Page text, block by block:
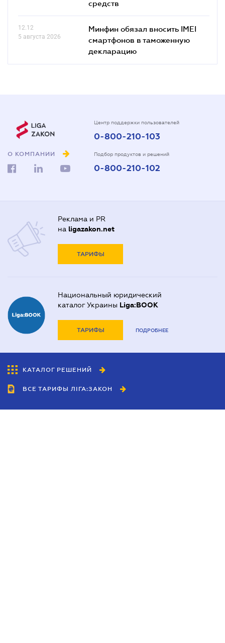
средств
12.12
5 августа 2026
Минфин обязал вносить IMEI
смартфонов в таможенную
декларацию
О КОМПАНИИ
Центр поддержки пользователей
0-800-210-103
Подбор продуктов и решений
0-800-210-102
Реклама и PR
на ligazakon.net
ТАРИФЫ
Национальный юридический
каталог Украины Liga:BOOK
ТАРИФЫ ПОДРОБНЕЕ
КАТАЛОГ РЕШЕНИЙ
ВСЕ ТАРИФЫ ЛІГА:ЗАКОН